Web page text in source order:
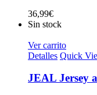
36,99€
Sin stock
Ver carrito
Detalles Quick
JEAL Jersey